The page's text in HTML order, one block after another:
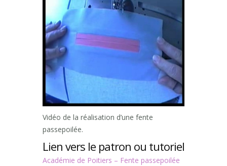
Vidéo de la réalisation d’une fente
passepoilée.
Lien vers le patron ou tutoriel
Académie de Poitiers – Fente passepoilée